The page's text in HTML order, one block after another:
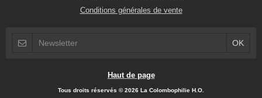
Conditions générales de vente
Haut de page
Tous droits réservés © 2026 La Colombophilie H.O.